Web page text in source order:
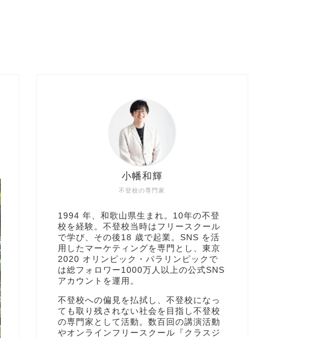
不登校の専門家
小幡和輝
1994 年、和歌山県生まれ。10年の不登
校を経験。不登校当時はフリースクール
で学び、その後18 歳で起業。SNS を活
用したマーケティングを専門とし、東京
2020 オリンピック・パラリンピックで
は総フォロワー1000万人以上の公式SNS
アカウントを運用。
不登校への偏見を払拭し、不登校になっ
ても取り残されない社会を目指し不登校
の専門家として活動。数百回の講演活動
やオンラインフリースクール『クラスジ